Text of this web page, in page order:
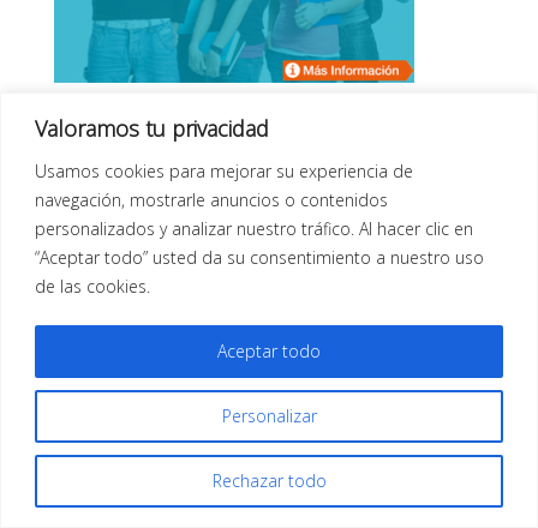
Valoramos tu privacidad
Usamos cookies para mejorar su experiencia de
navegación, mostrarle anuncios o contenidos
personalizados y analizar nuestro tráfico. Al hacer clic en
“Aceptar todo” usted da su consentimiento a nuestro uso
de las cookies.
Personalizar
Rechazar todo
Aceptar todo
Descuentos para estudiantes – Avanzando clínica
Todos los derechos reservados |
WebInfor Xàtiva